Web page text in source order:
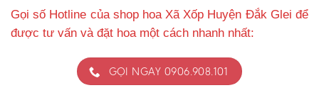
Gọi số Hotline của shop hoa Xã Xốp Huyện Đắk Glei để
được tư vấn và đặt hoa một cách nhanh nhất:
GỌI NGAY 0906.908.101